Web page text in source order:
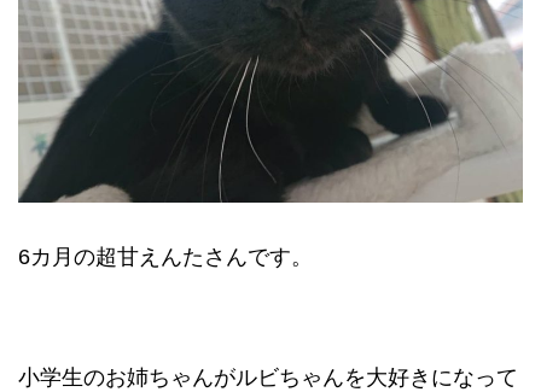
6カ月の超甘えんたさんです。
小学生のお姉ちゃんがルビちゃんを大好きになって